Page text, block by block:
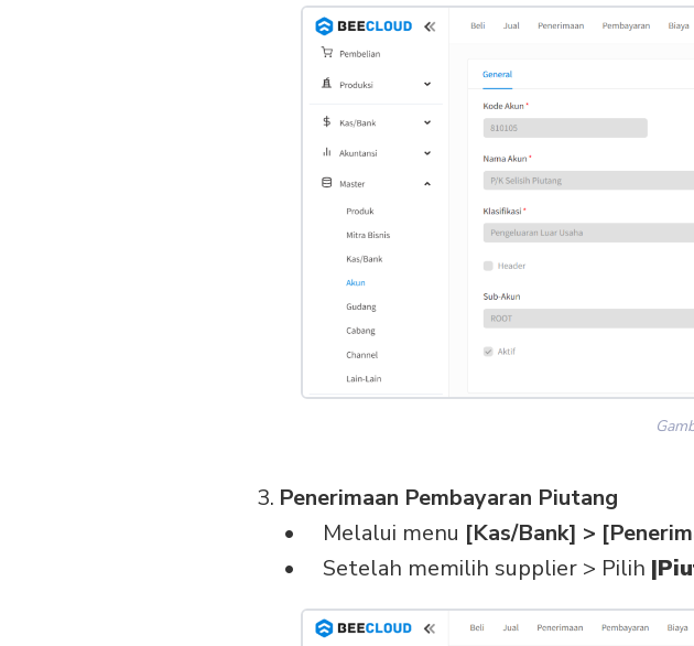
Penerimaan Pembayaran Piutang
Melalui menu [Kas/Bank] >
Setelah memilih supplier > Pilih